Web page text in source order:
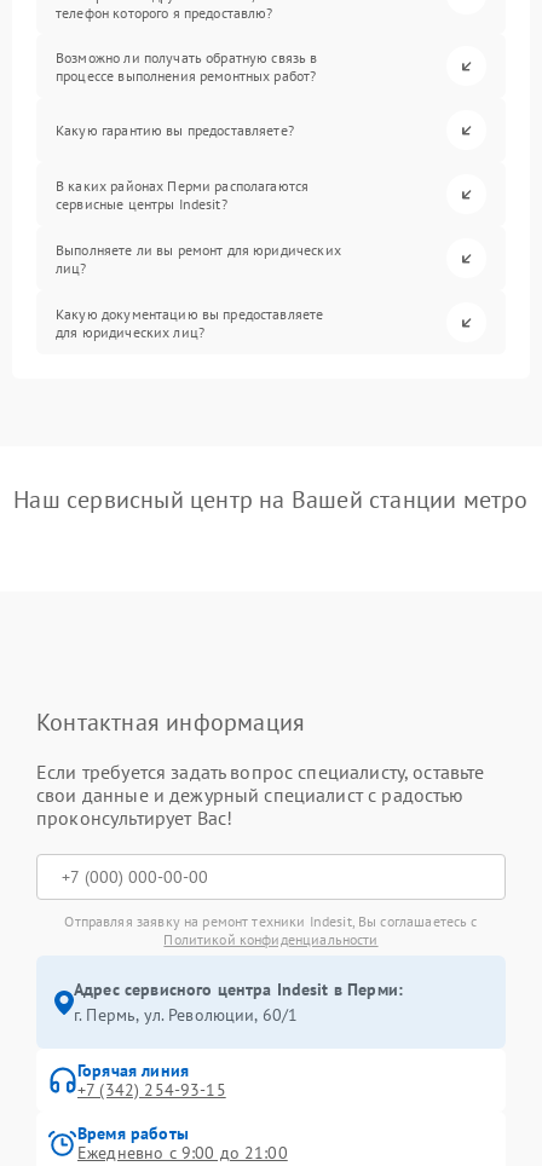
телефон которого я предоставлю?
Возможно ли получать обратную связь в
процессе выполнения ремонтных работ?
Какую гарантию вы предоставляете?
В каких районах Перми располагаются
сервисные центры Indesit?
Выполняете ли вы ремонт для юридических
лиц?
Какую документацию вы предоставляете
для юридических лиц?
Наш сервисный центр на Вашей станции метро
Контактная информация
Если требуется задать вопрос специалисту, оставьте
свои данные и дежурный специалист с радостью
проконсультирует Вас!
Отправляя заявку на ремонт техники Indesit, Вы соглашаетесь с
Политикой конфиденциальности
Адрес сервисного центра Indesit в Перми:
г. Пермь, ул. ​Революции, 60/1
Горячая линия
+7 (342) 254-93-15
Время работы
Ежедневно с 9:00 до 21:00